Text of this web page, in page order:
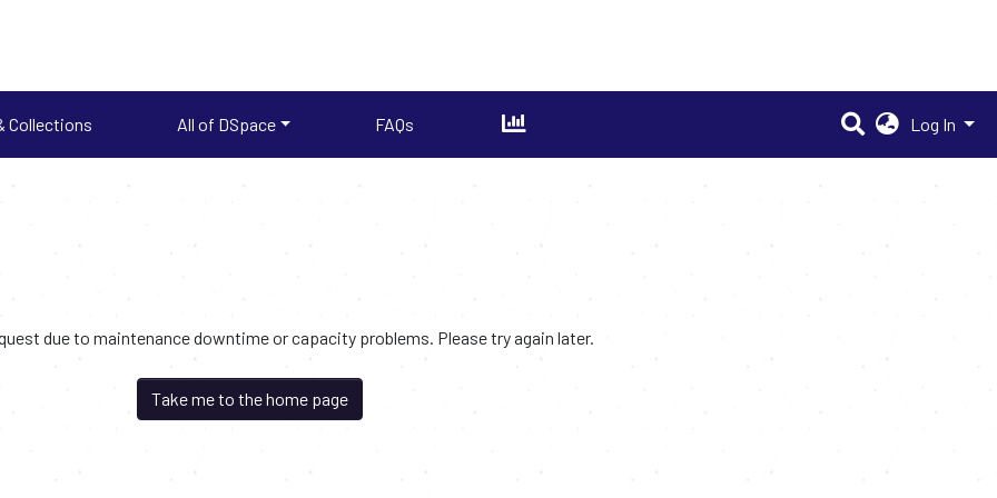
Collections All of DSpace FAQs Log In
due to maintenance downtime or capacity problems. Please try again later.
Take me to the home page